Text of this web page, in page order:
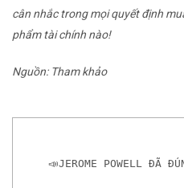
cân nhắc trong mọi quyết định
phẩm tài chính nào!
Nguồn: Tham khảo
📣JEROME POWELL ĐÃ